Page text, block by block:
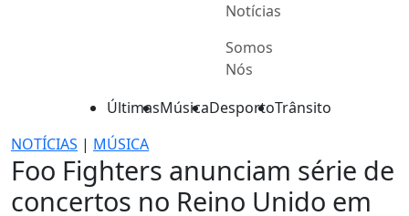
Notícias
Somos
Nós
ÚltimasMúsicaDesportoTrânsito
NOTÍCIAS | MÚSICA
Foo Fighters anunciam série de
concertos no Reino Unido em